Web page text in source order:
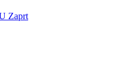
Zaprt